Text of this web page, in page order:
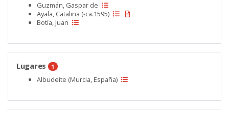
Guzmán, Gaspar de
Ayala, Catalina (-ca.1595)
Botía, Juan
Lugares 1
Albudeite (Murcia, España)